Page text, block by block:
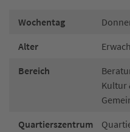
Wochentag
Alter
Bereich
Kultur
Quartierszentrum